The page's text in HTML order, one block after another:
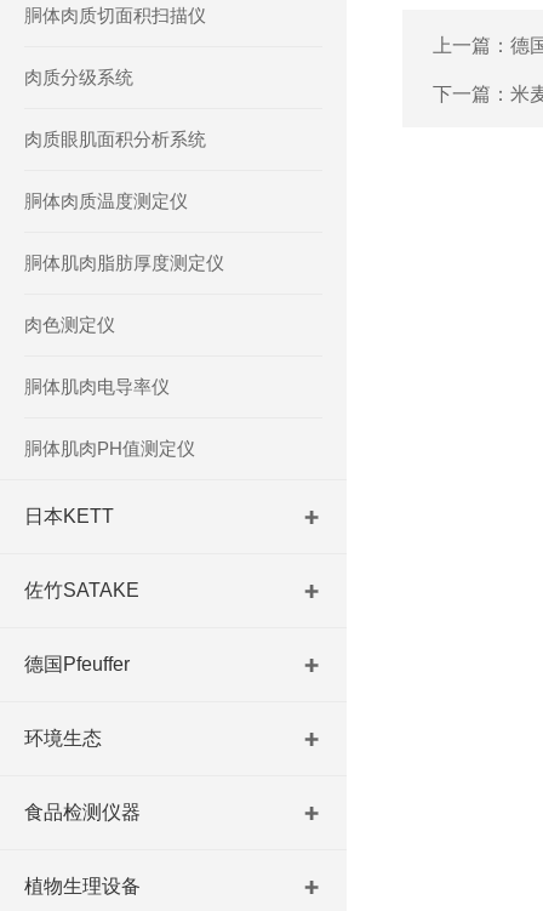
胴体肉质切面积扫描仪
肉质分级系统
肉质眼肌面积分析系统
胴体肉质温度测定仪
胴体肌肉脂肪厚度测定仪
肉色测定仪
胴体肌肉电导率仪
胴体肌肉PH值测定仪
日本KETT
佐竹SATAKE
德国Pfeuffer
环境生态
食品检测仪器
植物生理设备
上一篇： 德
下一篇： 米